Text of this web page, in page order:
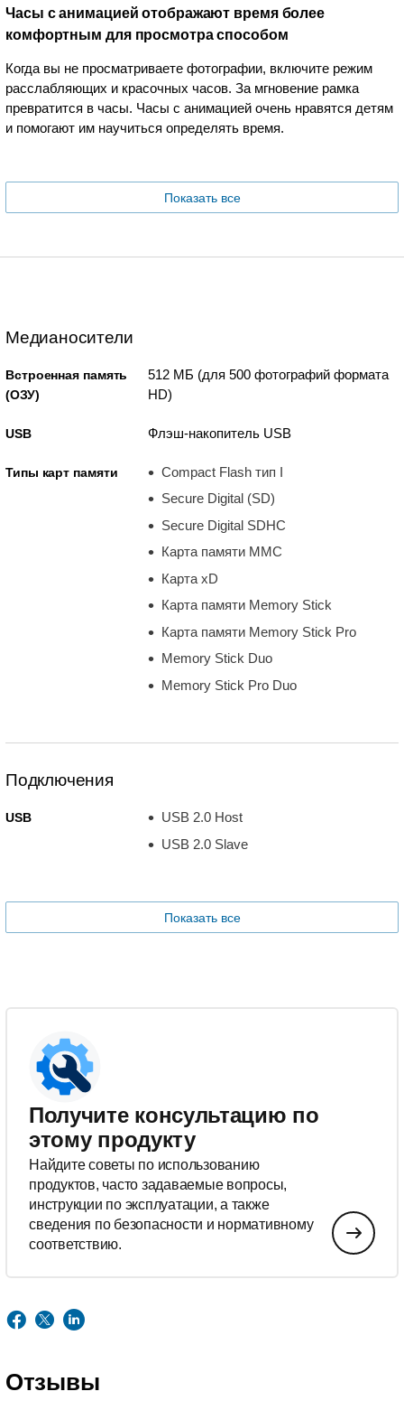
Часы с анимацией отображают время более
комфортным для просмотра способом
Когда вы не просматриваете фотографии, включите режим
расслабляющих и красочных часов. За мгновение рамка
превратится в часы. Часы с анимацией очень нравятся детям
и помогают им научиться определять время.
Показать все
Медианосители
Встроенная память
(ОЗУ)
512 МБ (для 500 фотографий формата
HD)
USB Флэш-накопитель USB
Типы карт памяти
Compact Flash тип I
Secure Digital (SD)
Secure Digital SDHC
Карта памяти MMC
Карта xD
Карта памяти Memory Stick
Карта памяти Memory Stick Pro
Memory Stick Duo
Memory Stick Pro Duo
Подключения
USB
USB 2.0 Host
USB 2.0 Slave
Показать все
Получите консультацию по
этому продукту
Найдите советы по использованию
продуктов, часто задаваемые вопросы,
инструкции по эксплуатации, а также
сведения по безопасности и нормативному
соответствию.
Отзывы